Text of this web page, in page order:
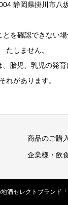
静岡県掛川市八
とを確認できない
たしません。
胎児、乳児の発
それがあります。
商品のご購入
企業様・飲
酒セレクトブランド